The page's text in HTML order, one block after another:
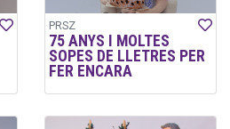
PRSZ
75 ANYS I MOLTES
SOPES DE LLETRES PER
FER ENCARA